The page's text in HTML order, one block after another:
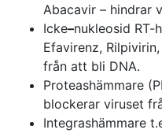
Abacavir – hindrar
Icke–nukleosid RT-
Efavirenz,
från att bli DNA.
Proteashämmare
blockerar viruset
Integrashämmare